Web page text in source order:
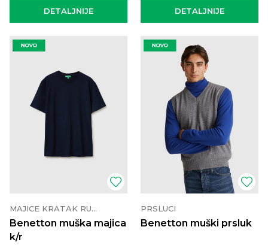
DETALJNIJE DETALJNIJE
MAJICE KRATAK RUKAV
Benetton muška majica
k/r
PRSLUCI
Benetton muški prsluk